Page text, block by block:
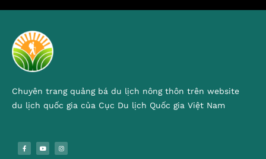
Chuyên trang quảng bá du lịch nông thôn trên website
du lịch quốc gia của Cục Du lịch Quốc gia Việt Nam